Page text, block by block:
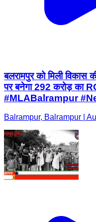
बलरामपुर को मिली विकास
पर बनेगा 292 करोड़ का
#MLABalrampur
Balrampur, Balrampur |